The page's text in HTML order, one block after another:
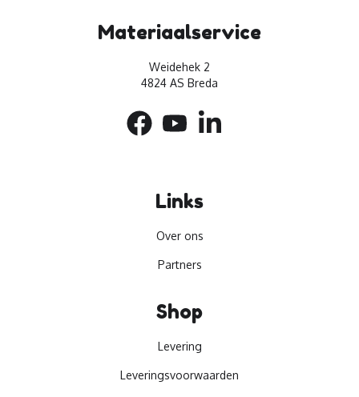
Materiaalservice
Weidehek 2
4824 AS Breda
Links
Over ons
Partners
Shop
Levering
Leveringsvoorwaarden